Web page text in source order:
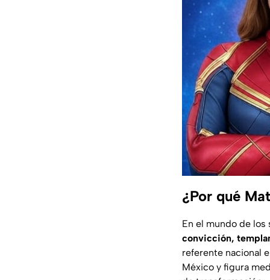
¿Por qué
En el mundo de
convicción,
referente nacional
México y figura